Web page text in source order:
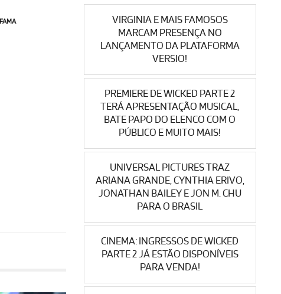
VIRGINIA E MAIS FAMOSOS
MARCAM PRESENÇA NO
LANÇAMENTO DA PLATAFORMA
VERSIO!
PREMIERE DE WICKED PARTE 2
TERÁ APRESENTAÇÃO MUSICAL,
BATE PAPO DO ELENCO COM O
PÚBLICO E MUITO MAIS!
UNIVERSAL PICTURES TRAZ
ARIANA GRANDE, CYNTHIA ERIVO,
JONATHAN BAILEY E JON M. CHU
PARA O BRASIL
CINEMA: INGRESSOS DE WICKED
PARTE 2 JÁ ESTÃO DISPONÍVEIS
PARA VENDA!